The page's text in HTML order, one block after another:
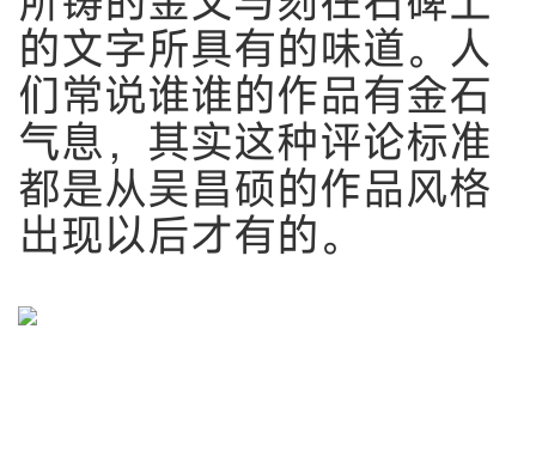
的文字所具有的味道。人
们常说谁谁的作品有金石
气息，其实这种评论标准
都是从吴昌硕的作品风格
出现以后才有的。